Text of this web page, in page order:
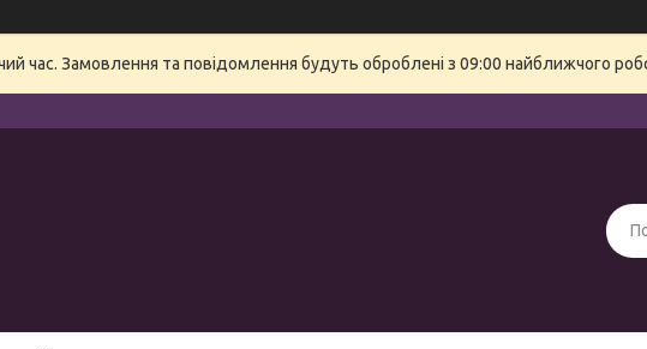
час. Замовлення та повідомлення будуть оброблені з 09:00 найближчого